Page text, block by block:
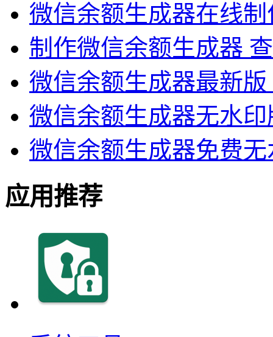
微信余额生成器在线制
制作微信余额生成器
微信余额生成器最新版
微信余额生成器无水印
微信余额生成器免费
应用推荐